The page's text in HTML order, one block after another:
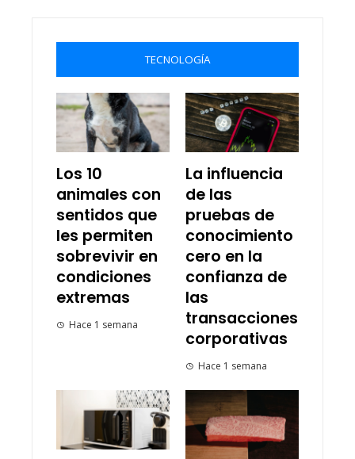
TECNOLOGÍA
Los 10
animales con
sentidos que
les permiten
sobrevivir en
condiciones
extremas
Hace 1 semana
La influencia
de las
pruebas de
conocimiento
cero en la
confianza de
las
transacciones
corporativas
Hace 1 semana